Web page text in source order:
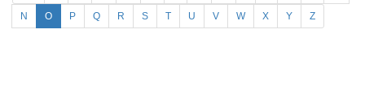
N O P Q R S T U V W X Y Z